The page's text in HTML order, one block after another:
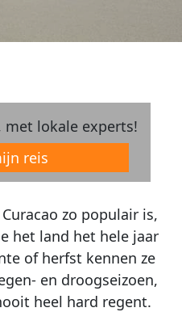
met lokale experts!
reis
zo populair is,
het land het hele jaar
of herfst kennen ze
en droogseizoen,
heel hard regent.